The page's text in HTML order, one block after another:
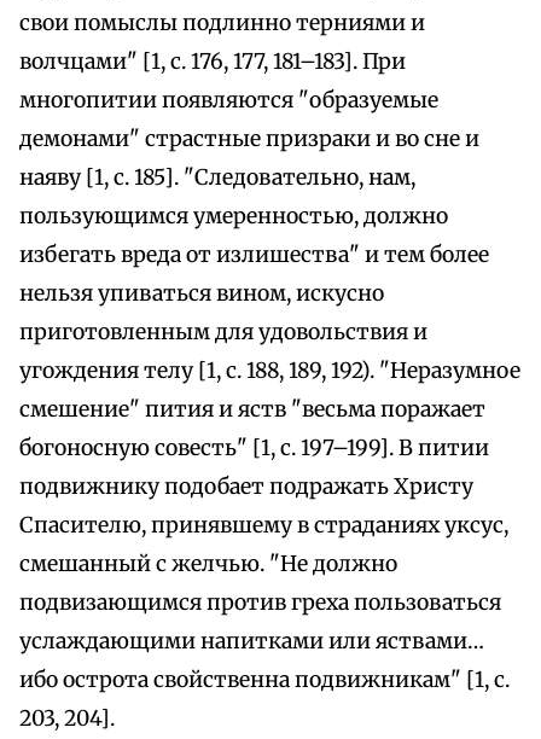
свои помыслы подлинно терниями и
волчцами" [1, с. 176, 177, 181–183]. При
многопитии появляются "образуемые
демонами" страстные призраки и во сне и
наяву [1, с. 185]. "Следовательно, нам,
пользующимся умеренностью, должно
избегать вреда от излишества" и тем более
нельзя упиваться вином, искусно
приготовленным для удовольствия и
угождения телу [1, с. 188, 189, 192). "Неразумное
смешение" пития и яств "весьма поражает
богоносную совесть" [1, с. 197–199]. В питии
подвижнику подобает подражать Христу
Спасителю, принявшему в страданиях уксус,
смешанный с желчью. "Не должно
подвизающимся против греха пользоваться
услаждающими напитками или яствами…
ибо острота свойственна подвижникам" [1, с.
203, 204].